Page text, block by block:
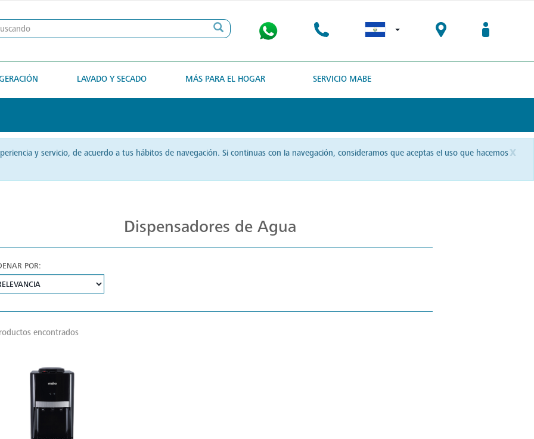
LAVADO Y SECADO MÁS PARA EL HOGAR SERVICIO MABE
x
y servicio, de acuerdo a tus hábitos de navegación. Si continuas con la navegación, consideramos que aceptas el uso que hacemos
Dispensadores de Agua
POR:
encontrados